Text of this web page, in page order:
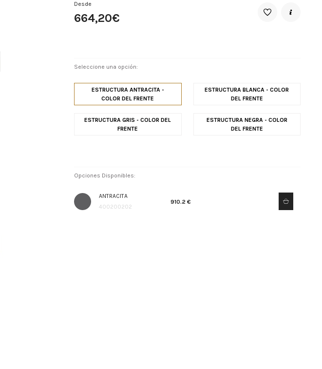
Desde
664,20€
Seleccione una opción:
ESTRUCTURA ANTRACITA -
COLOR DEL FRENTE
ESTRUCTURA BLANCA - COLOR
DEL FRENTE
ESTRUCTURA GRIS - COLOR DEL
FRENTE
ESTRUCTURA NEGRA - COLOR
DEL FRENTE
Opciones Disponibles:
ANTRACITA
400200202
910.2 €